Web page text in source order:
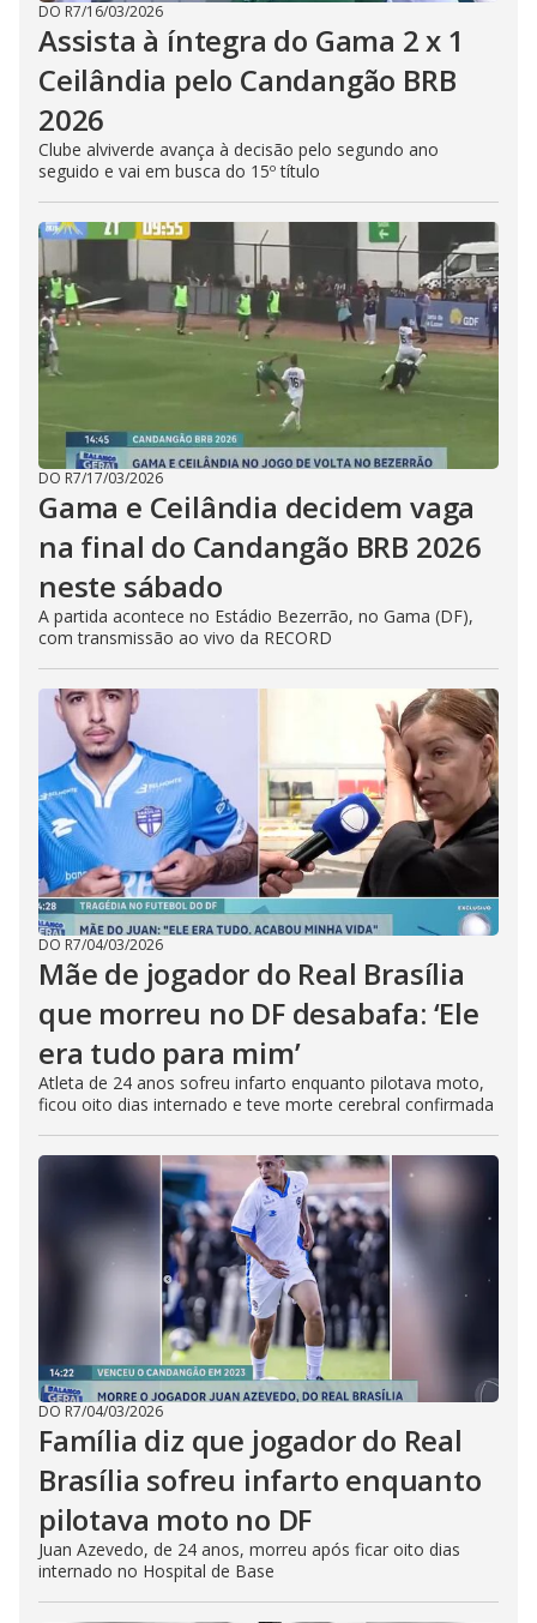
DO R7/16/03/2026
Assista à íntegra do Gama 2 x 1
Ceilândia pelo Candangão BRB
2026
Clube alviverde avança à decisão pelo segundo ano
seguido e vai em busca do 15º título
DO R7/17/03/2026
Gama e Ceilândia decidem vaga
na final do Candangão BRB 2026
neste sábado
A partida acontece no Estádio Bezerrão, no Gama (DF),
com transmissão ao vivo da RECORD
DO R7/04/03/2026
Mãe de jogador do Real Brasília
que morreu no DF desabafa: ‘Ele
era tudo para mim’
Atleta de 24 anos sofreu infarto enquanto pilotava moto,
ficou oito dias internado e teve morte cerebral confirmada
DO R7/04/03/2026
Família diz que jogador do Real
Brasília sofreu infarto enquanto
pilotava moto no DF
Juan Azevedo, de 24 anos, morreu após ficar oito dias
internado no Hospital de Base